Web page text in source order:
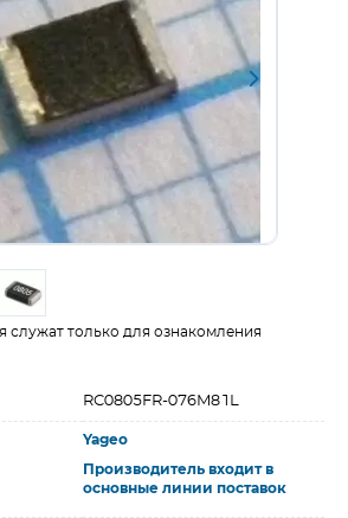
служат только для ознакомления
RC0805FR-076M81L
Yageo
Производитель входит в
основные линии поставок